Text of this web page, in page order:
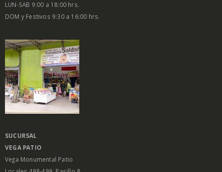
LUN-SAB 9:00 a 18:00 hrs.
DOM y Festivos 9:30 a 16:00 hrs.
SUCURSAL
VEGA PATIO
Vega Monumental Patio